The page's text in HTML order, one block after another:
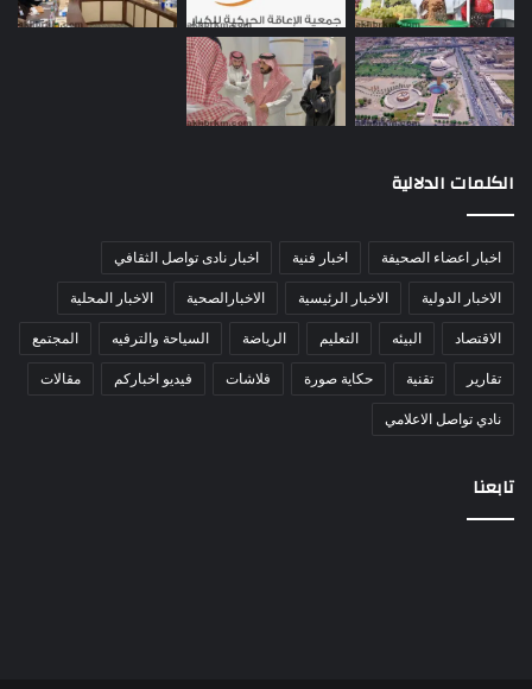
الكلمات الدلالية
اخبار اعضاء الصحيفة اخبار فنية اخبار نادى تواصل الثقافي
الاخبار الدولية الاخبار الرئيسية الاخبارالصحية الاخبار المحلية
الاقتصاد البيئه التعليم الرياضة السياحة والترفيه المجتمع
تقارير تقنية حكاية صورة فلاشات فيديو اخباركم مقالات
نادي تواصل الاعلامي
تابعنا